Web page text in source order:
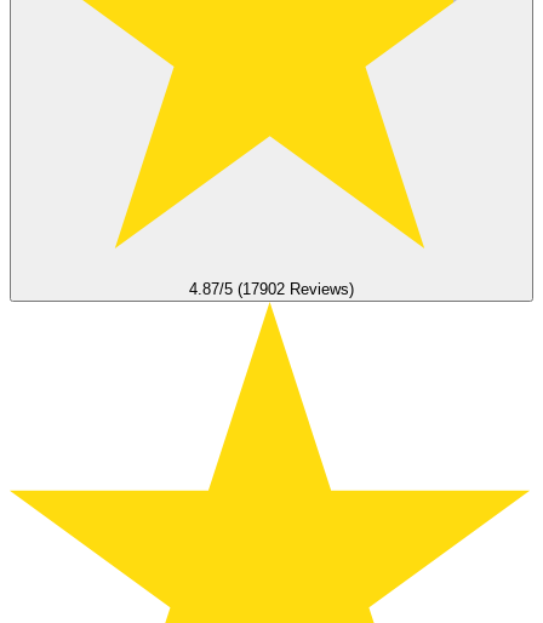
4.87/5 (17902 Reviews)